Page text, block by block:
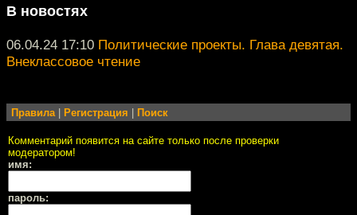
В новостях
06.04.24 17:10 Политические проекты. Глава девятая.
Внеклассовое чтение
Правила| Регистрация Поиск
Комментарий появится на сайте только после проверки
модератором!
имя:
пароль: